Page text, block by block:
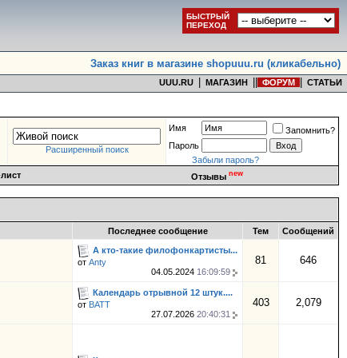
БЫСТРЫЙ
ПЕРЕХОД
Заказ книг в магазине shopuuu.ru (кликабельно)
UUU.RU МАГАЗИН ФОРУМ СТАТЬИ
Расширенный поиск
Имя
Запомнить?
Пароль
Забыли пароль?
Отзывы new
Последнее сообщение Тем Сообщений
А кто-такие филофонкартисты...
от Anty
04.05.2024 16:09:59
81 646
Календарь отрывной 12 штук....
от BATT
27.07.2026 20:40:31
403 2,079